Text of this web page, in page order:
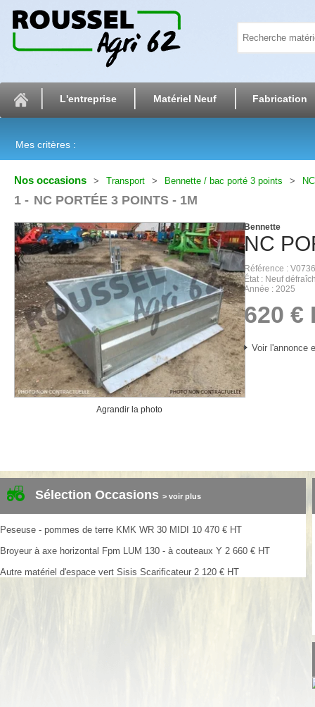
L'entreprise Matériel Neuf Fabrication
Mes critères :
Nos occasions Transport Bennette / bac porté 3 points NC
1 NC PORTÉE 3 POINTS - 1M
Agrandir la photo
NC
Bennette
Référence
V0736
État
Neuf
Année
2025
620 €
Voir l'annonce
Sélection Occasions > voir plus
Peseuse - pommes de terre KMK WR 30 MIDI 10 470 € HT
Broyeur à axe horizontal Fpm LUM 130 - à couteaux Y 2 660 € HT
Autre matériel d'espace vert Sisis Scarificateur 2 120 € HT